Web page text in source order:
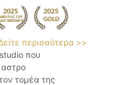
περισσότερα >>
που
τομέα της